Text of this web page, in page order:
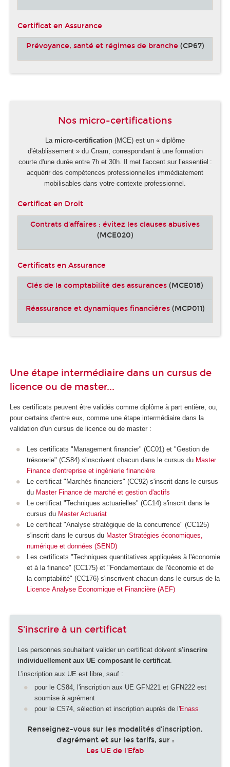
Certificat en Assurance
Prévoyance, santé et régimes de branche (CP67)
Nos micro-certifications
La micro-certification (MCE) est un « diplôme
d'établissement » du Cnam, correspondant à une formation
courte d'une durée entre 7h et 30h. Il met l'accent sur l’essentiel :
acquérir des compétences professionnelles immédiatement
mobilisables dans votre contexte professionnel.
Certificat en Droit
Contrats d'affaires : évitez les clauses abusives
(MCE020)
Certificats en Assurance
Clés de la comptabilité des assurances (MCE018)
Réassurance et dynamiques financières(MCP011)
Une étape intermédiaire dans un cursus de
licence ou de master...
Les certificats peuvent être validés comme diplôme à part entière, ou,
pour certains d'entre eux, comme une étape intermédiaire dans la
validation d'un cursus de licence ou de master :
Les certificats "Management financier" (CC01) et "Gestion de
trésorerie" (CS84) s'inscrivent chacun dans le cursus du Master
Finance d'entreprise et ingénierie financière
Le certificat "Marchés financiers" (CC92) s'inscrit dans le cursus
du Master Finance de marché et gestion d'actifs
Le certificat "Techniques actuarielles" (CC14) s'inscrit dans le
cursus du Master Actuariat
Le certificat "Analyse stratégique de la concurrence" (CC125)
s'inscrit dans le cursus du Master Stratégies économiques,
numérique et données (SEND)
Les certificats "Techniques quantitatives appliquées à l'économie
et à la finance" (CC175) et "Fondamentaux de l'économie et de
la comptabilité" (CC176) s'inscrivent chacun dans le cursus de la
Licence Analyse Economique et Financière (AEF)
S'inscrire à un certificat
Les personnes souhaitant valider un certificat doivent s'inscrire
individuellement aux UE composant le certificat
L'inscription aux UE est libre, sauf :
pour le CS84, l'inscription aux UE GFN221 et GFN222 est
soumise à agrément
pour le CS74, sélection et inscription auprès de l'Enass
Renseignez-vous sur les modalités d'inscription,
d'agrément et sur les tarifs, sur :
Les UE de l'Efab